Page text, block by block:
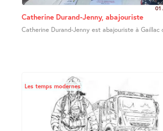
01
Catherine Durand-Jenny, abajouriste
Catherine Durand-Jenny est abajouriste à Gaillac
Les temps modernes